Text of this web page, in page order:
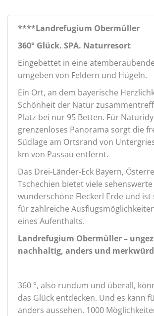
****Landrefugium Obermüller
360° Glück. SPA. Naturresort
Eingebettet in eine
umgeben von Feldern und Hügeln.
Ein Ort, an dem bayerische
Schönheit der Natur
Platz bei nur 95 Betten. Für
grenzenloses Panorama sorgt die
Südlage am Ortsrand von
km von Passau entfernt.
Das Drei-Länder-Eck Bayern,
Tschechien bietet viele
wunderschöne Fleckerl Erde und ist
für zahlreiche
eines Aufenthalts.
Landrefugium Obermüller –
nachhaltig, anders und
360 °, also rundum und überall,
das Glück entdecken. Und es kann
anders aussehen. 1000